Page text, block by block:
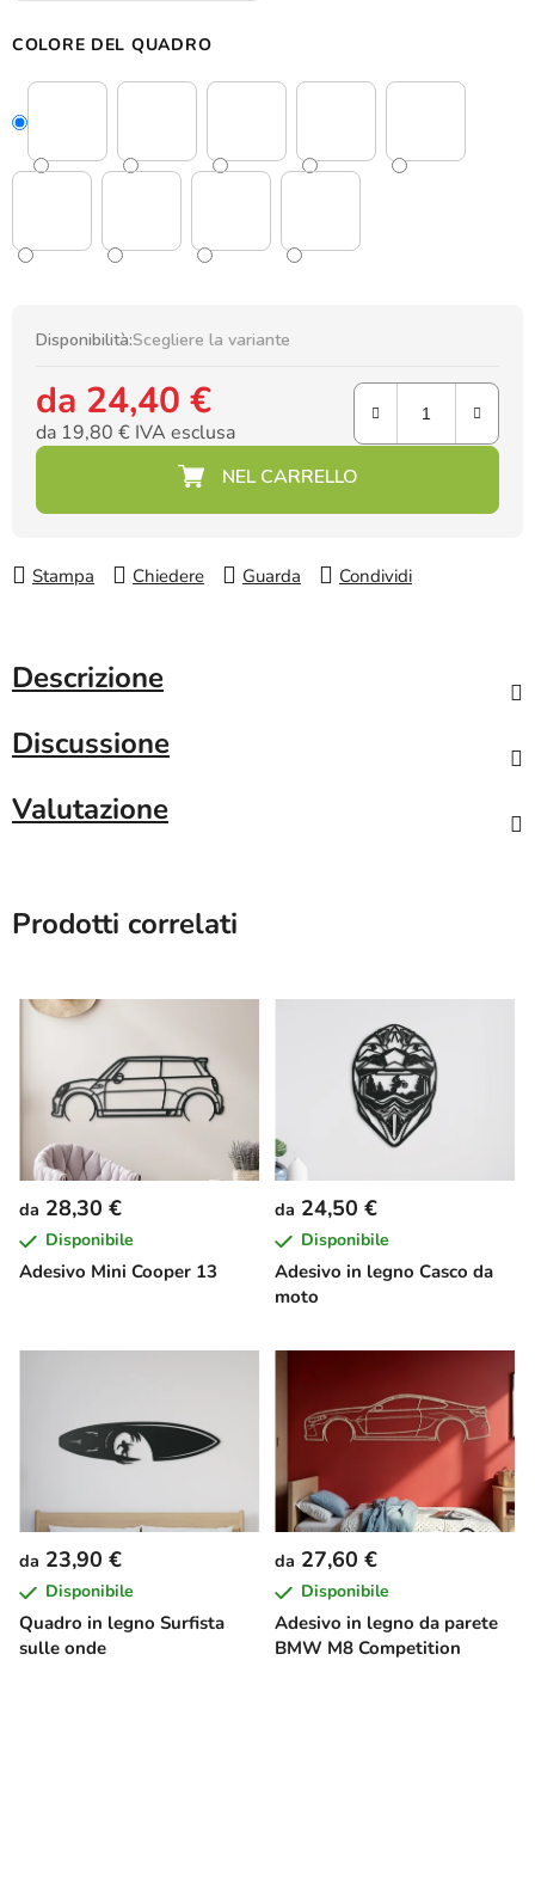
COLORE DEL QUADRO
Disponibilità:Scegliere la variante
da 24,40 €
da 19,80 € IVA esclusa
Prezzo della misura:
Stampa Chiedere Guarda Condividi
Descrizione
Discussione
Valutazione
Prodotti correlati
Adesivo Mini Cooper 13
da 28,30 €
Disponibile
Adesivo in legno Casco da
moto
da 24,50 €
Disponibile
Quadro in legno Surfista
sulle onde
da 23,90 €
Disponibile
Adesivo in legno da parete
BMW M8 Competition
da 27,60 €
Disponibile